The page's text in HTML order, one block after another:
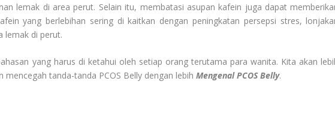
lemak di area perut. Selain itu, membatasi asupan kafein juga dapat
yang berlebihan sering di kaitkan dengan peningkatan persepsi stres,
lemak di perut.
yang harus di ketahui oleh setiap orang terutama para wanita. Kita akan
mencegah tanda-tanda PCOS Belly dengan lebihMengenal PCOS Belly.